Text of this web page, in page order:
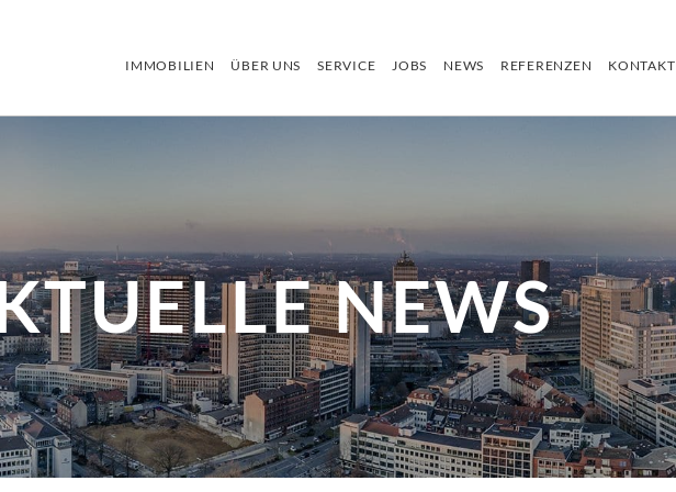
IMMOBILIEN ÜBER UNS SERVICE JOBS NEWS REFERENZEN KONTAKT
NEWS